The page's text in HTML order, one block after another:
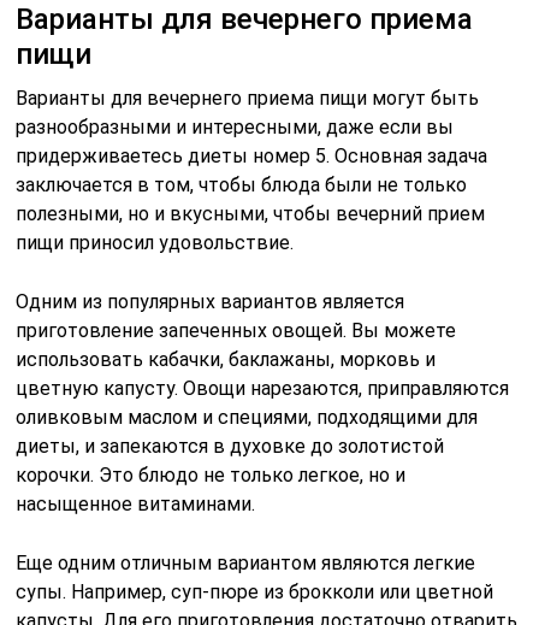
Варианты для вечернего приема
пищи
Варианты для вечернего приема пищи могут быть
разнообразными и интересными, даже если вы
придерживаетесь диеты номер 5. Основная задача
заключается в том, чтобы блюда были не только
полезными, но и вкусными, чтобы вечерний прием
пищи приносил удовольствие.
Одним из популярных вариантов является
приготовление запеченных овощей. Вы можете
использовать кабачки, баклажаны, морковь и
цветную капусту. Овощи нарезаются, приправляются
оливковым маслом и специями, подходящими для
диеты, и запекаются в духовке до золотистой
корочки. Это блюдо не только легкое, но и
насыщенное витаминами.
Еще одним отличным вариантом являются легкие
супы. Например, суп-пюре из брокколи или цветной